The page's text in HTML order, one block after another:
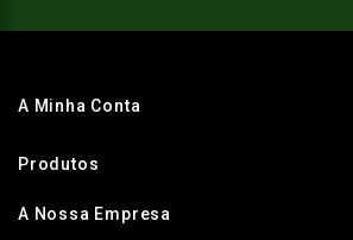
A Minha Conta
Produtos
A Nossa Empresa